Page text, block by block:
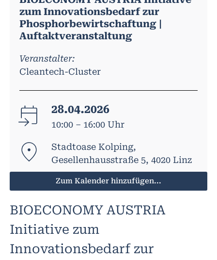
zum Innovationsbedarf zur
Phosphorbewirtschaftung |
Auftaktveranstaltung
Veranstalter:
Cleantech-Cluster
28.04.2026
10:00 – 16:00 Uhr
Stadtoase Kolping,
Gesellenhausstraße 5, 4020 Linz
Zum Kalender hinzufügen...
BIOECONOMY AUSTRIA
Initiative zum
Innovationsbedarf zur